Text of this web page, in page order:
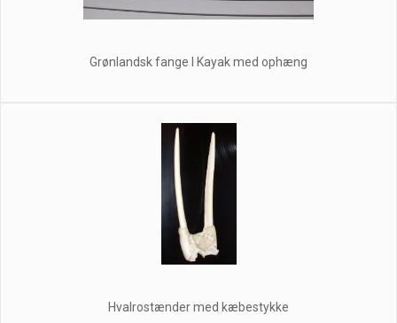
Grønlandsk fange I Kayak med ophæng
Hvalrostænder med kæbestykke